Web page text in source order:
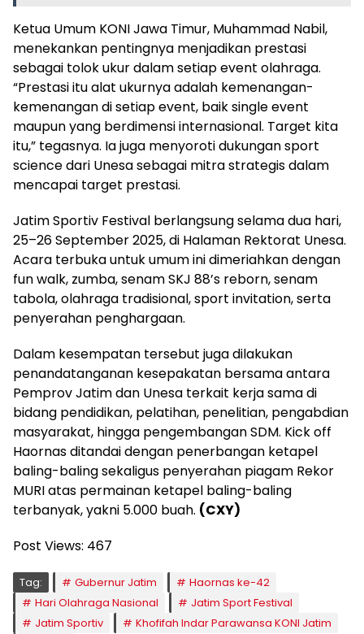
Ketua Umum KONI Jawa Timur, Muhammad Nabil,
menekankan pentingnya menjadikan prestasi
sebagai tolok ukur dalam setiap event olahraga.
“Prestasi itu alat ukurnya adalah kemenangan-
kemenangan di setiap event, baik single event
maupun yang berdimensi internasional. Target kita
itu,” tegasnya. Ia juga menyoroti dukungan sport
science dari Unesa sebagai mitra strategis dalam
mencapai target prestasi.
Jatim Sportiv Festival berlangsung selama dua hari,
25–26 September 2025, di Halaman Rektorat Unesa.
Acara terbuka untuk umum ini dimeriahkan dengan
fun walk, zumba, senam SKJ 88’s reborn, senam
tabola, olahraga tradisional, sport invitation, serta
penyerahan penghargaan.
Dalam kesempatan tersebut juga dilakukan
penandatanganan kesepakatan bersama antara
Pemprov Jatim dan Unesa terkait kerja sama di
bidang pendidikan, pelatihan, penelitian, pengabdian
masyarakat, hingga pengembangan SDM. Kick off
Haornas ditandai dengan penerbangan ketapel
baling-baling sekaligus penyerahan piagam Rekor
MURI atas permainan ketapel baling-baling
terbanyak, yakni 5.000 buah. (CXY)
Post Views: 467
Tag: Gubernur Jatim
Haornas ke-42
Hari Olahraga Nasional
Jatim Sport Festival
Jatim Sportiv
Khofifah Indar Parawansa KONI Jatim